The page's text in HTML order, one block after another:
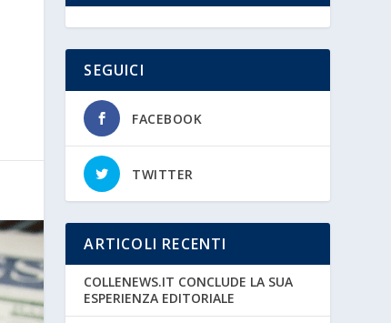
SEGUICI
FACEBOOK
TWITTER
ARTICOLI RECENTI
COLLENEWS.IT CONCLUDE LA SUA
ESPERIENZA EDITORIALE